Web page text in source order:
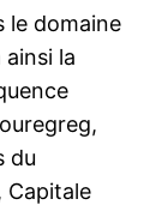
le domaine
la
du
Capitale